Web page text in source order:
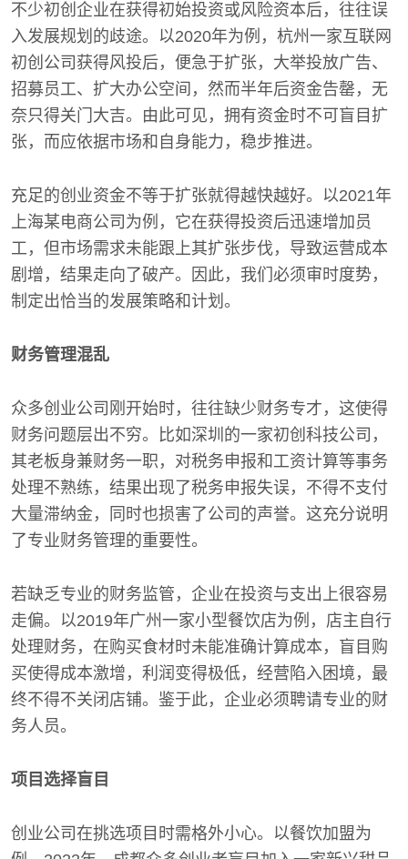
不少初创企业在获得初始投资或风险资本后，往往误
入发展规划的歧途。以2020年为例，杭州一家互联网
初创公司获得风投后，便急于扩张，大举投放广告、
招募员工、扩大办公空间，然而半年后资金告罄，无
奈只得关门大吉。由此可见，拥有资金时不可盲目扩
张，而应依据市场和自身能力，稳步推进。
充足的创业资金不等于扩张就得越快越好。以2021年
上海某电商公司为例，它在获得投资后迅速增加员
工，但市场需求未能跟上其扩张步伐，导致运营成本
剧增，结果走向了破产。因此，我们必须审时度势，
制定出恰当的发展策略和计划。
财务管理混乱
众多创业公司刚开始时，往往缺少财务专才，这使得
财务问题层出不穷。比如深圳的一家初创科技公司，
其老板身兼财务一职，对税务申报和工资计算等事务
处理不熟练，结果出现了税务申报失误，不得不支付
大量滞纳金，同时也损害了公司的声誉。这充分说明
了专业财务管理的重要性。
若缺乏专业的财务监管，企业在投资与支出上很容易
走偏。以2019年广州一家小型餐饮店为例，店主自行
处理财务，在购买食材时未能准确计算成本，盲目购
买使得成本激增，利润变得极低，经营陷入困境，最
终不得不关闭店铺。鉴于此，企业必须聘请专业的财
务人员。
项目选择盲目
创业公司在挑选项目时需格外小心。以餐饮加盟为